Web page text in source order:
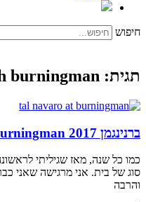
חיפוש
תגית: gerlach burningman
ברנינגמן 2017 Welcome Home. Burningman
כמו כל שנה, מאז שגיליתי
סוג של בית. אני מרגישה שאני
והרבה